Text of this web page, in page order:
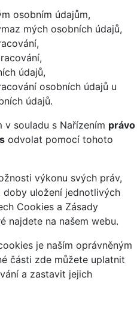
osobním údajům,
mých osobních údajů,
údajů,
osobních údajů u
údajů.
v souladu s Nařízením právo
odvolat pomocí tohoto
výkonu svých práv,
doby uložení jednotlivých
Cookies a Zásady
najdete na našem webu.
je naším oprávněným
části zde můžete uplatnit
a zastavit jejich